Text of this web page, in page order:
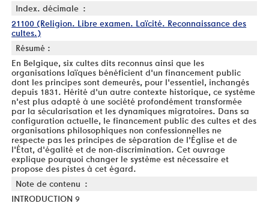
Index. décimale :
21100 (Religion. Libre examen. Laïcité. Reconnaissance des
cultes.)
Résumé :
En Belgique, six cultes dits reconnus ainsi que les
organisations laïques bénéficient d'un financement public
dont les principes sont demeurés, pour l'essentiel, inchangés
depuis 1831. Hérité d'un autre contexte historique, ce système
n'est plus adapté à une société profondément transformée
par la sécularisation et les dynamiques migratoires. Dans sa
configuration actuelle, le financement public des cultes et des
organisations philosophiques non confessionnelles ne
respecte pas les principes de séparation de l'Église et de
l'État, d'égalité et de non-discrimination. Cet ouvrage
explique pourquoi changer le système est nécessaire et
propose des pistes à cet égard.
Note de contenu :
INTRODUCTION 9